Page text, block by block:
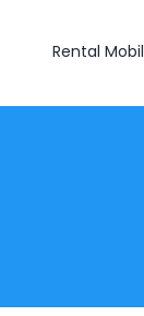
Rental Mobil